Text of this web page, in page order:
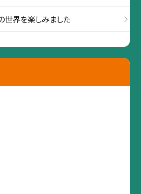
界を楽しみました